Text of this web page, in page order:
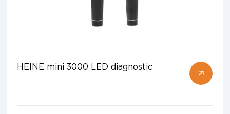
HEINE mini 3000 LED diagnostic